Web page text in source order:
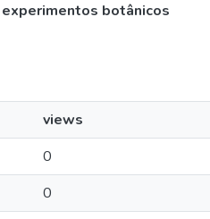
botânicos
views
0
0